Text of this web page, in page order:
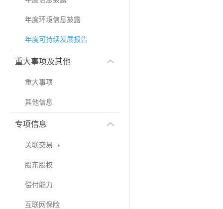
年度环境信息披露
年度可持续发展报告
重大事项及其他
重大事项
其他信息
专项信息
关联交易
股东股权
偿付能力
互联网保险